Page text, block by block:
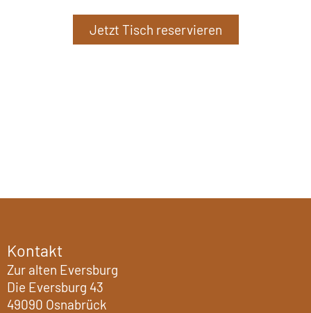
Jetzt Tisch reservieren
Kontakt
Zur alten Eversburg
Die Eversburg 43
49090 Osnabrück